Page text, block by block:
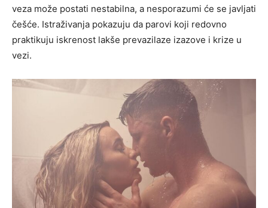
veza može postati nestabilna, a nesporazumi će se javljati
češće. Istraživanja pokazuju da parovi koji redovno
praktikuju iskrenost lakše prevazilaze izazove i krize u
vezi.